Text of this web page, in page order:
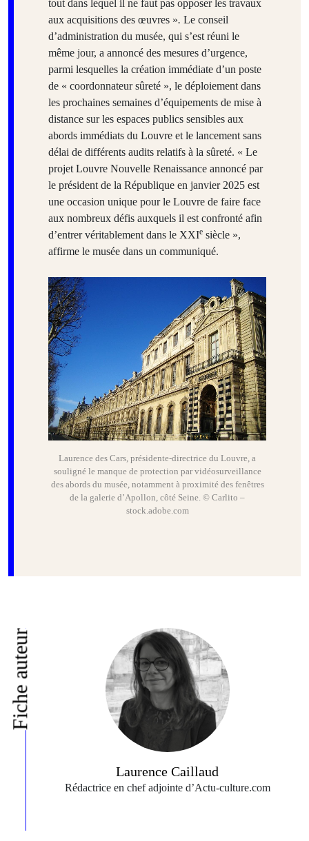
tout dans lequel il ne faut pas opposer les travaux
aux acquisitions des œuvres ». Le conseil
d’administration du musée, qui s’est réuni le
même jour, a annoncé des mesures d’urgence,
parmi lesquelles la création immédiate d’un poste
de « coordonnateur sûreté », le déploiement dans
les prochaines semaines d’équipements de mise à
distance sur les espaces publics sensibles aux
abords immédiats du Louvre et le lancement sans
délai de différents audits relatifs à la sûreté. « Le
projet Louvre Nouvelle Renaissance annoncé par
le président de la République en janvier 2025 est
une occasion unique pour le Louvre de faire face
aux nombreux défis auxquels il est confronté afin
d’entrer véritablement dans le XXIe siècle »,
affirme le musée dans un communiqué.
Laurence des Cars, présidente-directrice du Louvre, a
souligné le manque de protection par vidéosurveillance
des abords du musée, notamment à proximité des fenêtres
de la galerie d’Apollon, côté Seine. © Carlito –
stock.adobe.com
Fiche auteur
Laurence Caillaud
Rédactrice en chef adjointe d’Actu‑culture.com